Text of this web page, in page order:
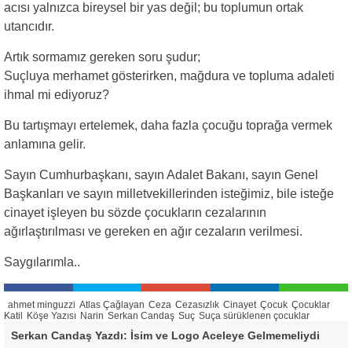
acısı yalnızca bireysel bir yas değil; bu toplumun ortak
utancıdır.
Artık sormamız gereken soru şudur;
Suçluya merhamet gösterirken, mağdura ve topluma adaleti
ihmal mi ediyoruz?
Bu tartışmayı ertelemek, daha fazla çocuğu toprağa vermek
anlamına gelir.
Sayın Cumhurbaşkanı, sayın Adalet Bakanı, sayın Genel
Başkanları ve sayın milletvekillerinden isteğimiz, bile isteğe
cinayet işleyen bu sözde çocukların cezalarının
ağırlaştırılması ve gereken en ağır cezaların verilmesi.
Saygılarımla..
ahmet minguzzi Atlas Çağlayan Ceza Cezasızlık Cinayet Çocuk Çocuklar
Katil
Köşe Yazısı Narin Serkan Candaş Suç Suça sürüklenen çocuklar
Serkan Candaş Yazdı: İsim ve Logo Aceleye Gelmemeliydi